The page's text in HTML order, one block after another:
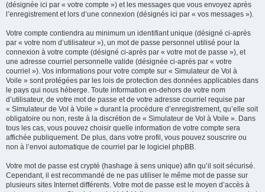
(désignée ici par « votre compte ») et les messages que vous envoyez après
l’enregistrement et lors d’une connexion (désignés ici par « vos messages »).
Votre compte contiendra au minimum un identifiant unique (désigné ci-après
par « votre nom d’utilisateur »), un mot de passe personnel utilisé pour la
connexion à votre compte (désigné ci-après par « votre mot de passe »), et
une adresse courriel personnelle valide (désignée ci-après par « votre
courriel »). Vos informations pour votre compte sur « Simulateur de Vol à
Voile » sont protégées par les lois de protection des données applicables dans
le pays qui nous héberge. Toute information en-dehors de votre nom
d’utilisateur, de votre mot de passe et de votre adresse courriel requise par
« Simulateur de Vol à Voile » durant la procédure d’enregistrement, qu’elle soit
obligatoire ou non, reste à la discrétion de « Simulateur de Vol à Voile ». Dans
tous les cas, vous pouvez choisir quelle information de votre compte sera
affichée publiquement. De plus, dans votre profil, vous pouvez souscrire ou
non à l’envoi automatique de courriel par le logiciel phpBB.
Votre mot de passe est crypté (hashage à sens unique) afin qu’il soit sécurisé.
Cependant, il est recommandé de ne pas utiliser le même mot de passe sur
plusieurs sites Internet différents. Votre mot de passe est le moyen d’accès à